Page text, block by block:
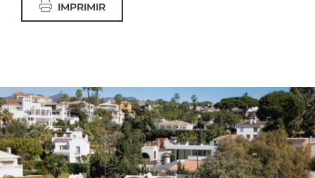
IMPRIMIR